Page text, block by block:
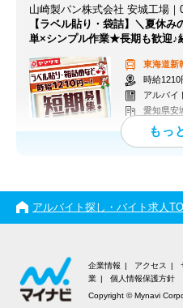
山崎製パン株式会社 安城工場｜
【ラベル貼り・袋詰】＼夏休
単×シンプル作業★長期も歓迎♪
東海道新
時給1210
アルバイ
愛知県安
アルバイト探し・バイト求人
企業情報 アクセス
業
個人情報保護方針
Copyright © Mynavi